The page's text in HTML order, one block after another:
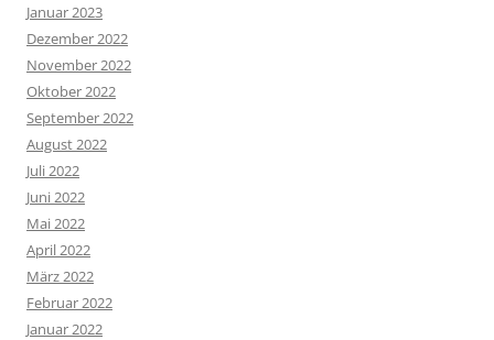
Januar 2023
Dezember 2022
November 2022
Oktober 2022
September 2022
August 2022
Juli 2022
Juni 2022
Mai 2022
April 2022
März 2022
Februar 2022
Januar 2022